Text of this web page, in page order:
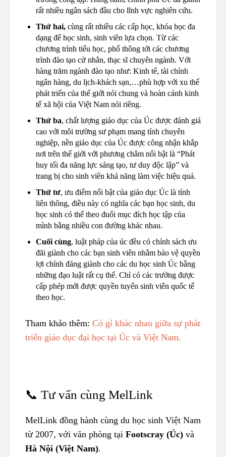
rất nhiều ngân sách đầu cho lĩnh vực nghiên cứu.
Thứ hai, cùng rất nhiều các cấp học, khóa học đa
dạng để học sinh, sinh viên lựa chọn. Từ các
chương trình tiểu học, phổ thông tới các chương
trình đào tạo cử nhân, thạc sĩ chuyên ngành. Với
hàng trăm ngành đào tạo như: Kinh tế, tài chính
ngân hàng, du lịch-khách sạn,…phù hợp với xu thế
phát triển của thế giới nói chung và hoàn cảnh kinh
tế xã hội của Việt Nam nói riêng.
Thứ ba, chất lượng giáo dục của Úc được đánh giá
cao với môi trường sư phạm mang tính chuyên
nghiệp, nền giáo dục của Úc được công nhận khắp
nơi trên thế giới với phương châm nổi bật là “Phát
huy tối đa năng lực sáng tạo, tư duy độc lập” và
trang bị cho sinh viên khả năng làm việc hiệu quả.
Thứ tư, ưu điểm nổi bật của giáo dục Úc là tính
liên thông, điều này có nghĩa các bạn học sinh, du
học sinh có thể theo đuổi mục đích học tập của
mình bằng nhiều con đường khác nhau.
Cuối cùng, luật pháp của úc đều có chính sách ưu
đãi giành cho các bạn sinh viên nhằm bảo vệ quyền
lợi chính đáng giành cho các du học sinh Úc bằng
những đạo luật rất cụ thể. Chỉ có các trường được
cấp phép mới được quyền tuyển sinh viên quốc tế
theo học.
Tham khảo thêm: Có gì khác nhau giữa sự phát
triển giáo dục đại học tại Úc và Việt Nam.
📞 Tư vấn cùng MelLink
MelLink đồng hành cùng du học sinh Việt Nam
từ 2007, với văn phòng tại Footscray (Úc) và
Hà Nội (Việt Nam).